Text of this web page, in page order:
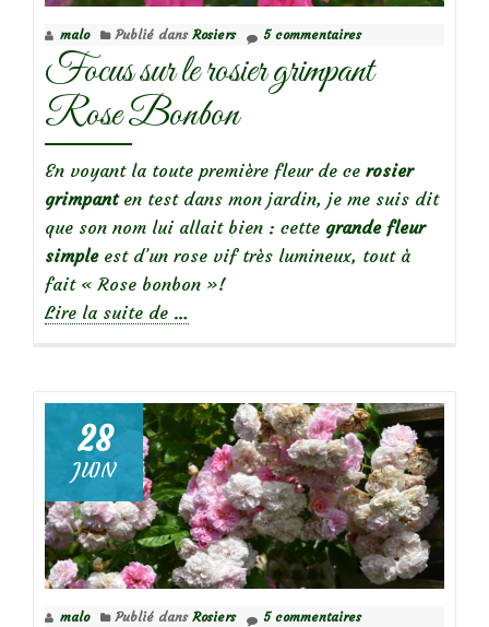
Julie
Pietri
malo Publié dans Rosiers 5 commentaires
Focus sur le rosier grimpant
Rose Bonbon
En voyant la toute première fleur de ce rosier
grimpanten test dans mon jardin, je me suis dit
que son nom lui allait bien : cette grande fleur
simpleest d’un rose vif très lumineux, tout à
fait « Rose bonbon »!
Lire la suite de
le
rosier
grimpant
Rose
Bonbon
…
28
JUIN
malo Publié dans Rosiers 5 commentaires